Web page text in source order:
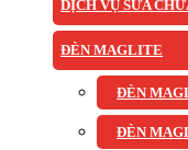
DỊCH VỤ SỮA
ĐÈN MAGLITE
ĐÈN
ĐÈN